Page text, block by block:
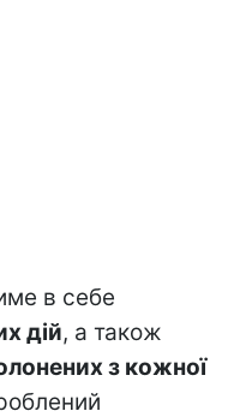
в себе
дій, а також
з кожної